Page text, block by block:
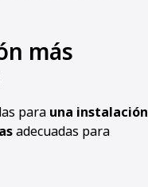
más
para una instalación
adecuadas para